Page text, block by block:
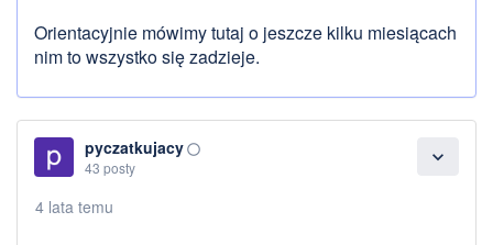
Orientacyjnie mówimy tutaj o jeszcze kilku miesiącach
nim to wszystko się zadzieje.
expand_more
pyczatkujacy panorama_fish_eye
43 posty
4 lata temu